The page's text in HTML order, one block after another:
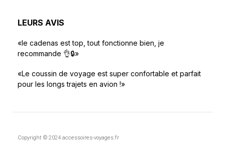
LEURS AVIS
«le cadenas est top, tout fonctionne bien, je
recommande 👌🔒»
«Le coussin de voyage est super confortable et parfait
pour les longs trajets en avion !»
Copyright © 2024 accessoires-voyages.fr